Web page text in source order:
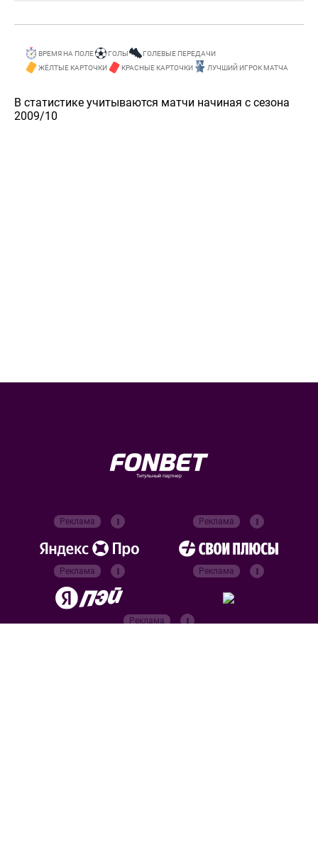
ВРЕМЯ НА ПОЛЕ ГОЛЫ
ГОЛЕВЫЕ ПЕРЕДАЧИ
ЖЁЛТЫЕ КАРТОЧКИ
КРАСНЫЕ КАРТОЧКИ ЛУЧШИЙ ИГРОК МАТЧА
В статистике учитываются матчи начиная с сезона
2009/10
Титульный партнер
Реклама Реклама
Реклама Реклама
Реклама